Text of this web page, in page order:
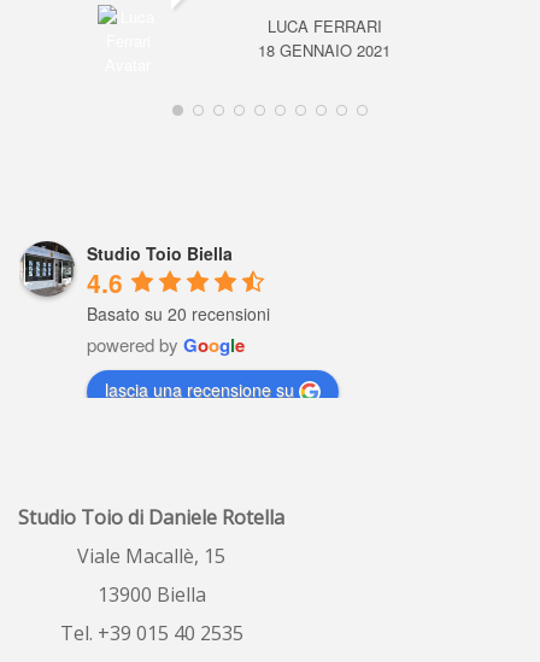
LUCA FERRARI
18 GENNAIO 2021
Studio Toio Biella
4.6
Basato su 20 recensioni
powered by Google
lascia una recensione su
fatto valutare il  mio  alloggio , profe
leggi tutto
ombretta porrino
Ottimo servizio,
Studio Toio di Daniele Rotella
Viale Macallè, 15
13900 Biella
Tel. +39 015 40 2535